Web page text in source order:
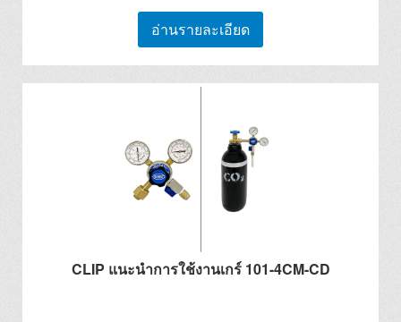
อ่านรายละเอียด
CLIP แนะนำการใช้งานเกร์ 101-4CM-CD